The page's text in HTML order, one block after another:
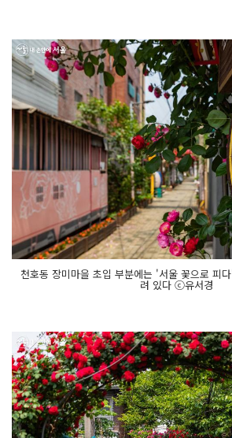
천호동 장미마을 초입 부분에는 '서울 꽃으로 피
려 있다 ⓒ유서경